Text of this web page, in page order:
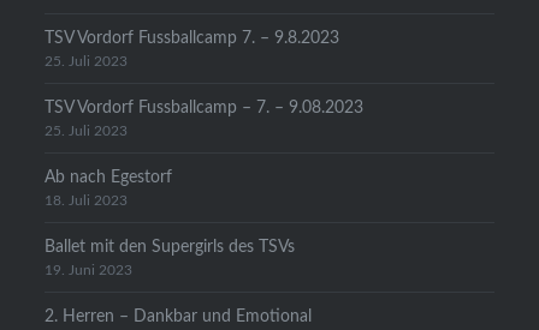
TSV Vordorf Fussballcamp 7. – 9.8.2023
25. Juli 2023
TSV Vordorf Fussballcamp – 7. – 9.08.2023
25. Juli 2023
Ab nach Egestorf
18. Juli 2023
Ballet mit den Supergirls des TSVs
19. Juni 2023
2. Herren – Dankbar und Emotional